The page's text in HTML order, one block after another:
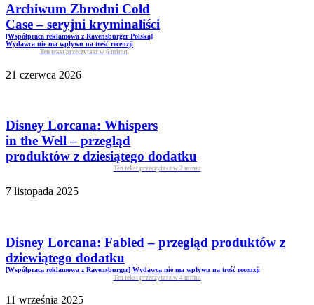
Archiwum Zbrodni Cold
Case – seryjni kryminaliści
[Współpraca reklamowa z Ravensburger Polska]
Wydawca nie ma wpływu na treść recenzji
Ten tekst przeczytasz w 6 minut
21 czerwca 2026
Disney Lorcana: Whispers
in the Well – przegląd
produktów z dziesiątego dodatku
Ten tekst przeczytasz w 2 minut
7 listopada 2025
Disney Lorcana: Fabled – przegląd produktów z
dziewiątego dodatku
[Współpraca reklamowa z Ravensburger] Wydawca nie ma wpływu na treść recenzji
Ten tekst przeczytasz w 4 minut
11 września 2025